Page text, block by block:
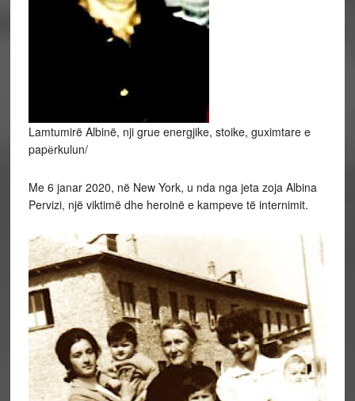
Lamtumirë Albinë, nji grue energjike, stoike, guximtare e
papёrkulun/
Me 6 janar 2020, në New York, u nda nga jeta zoja Albina
Pervizi, një viktimë dhe heroinë e kampeve të internimit.